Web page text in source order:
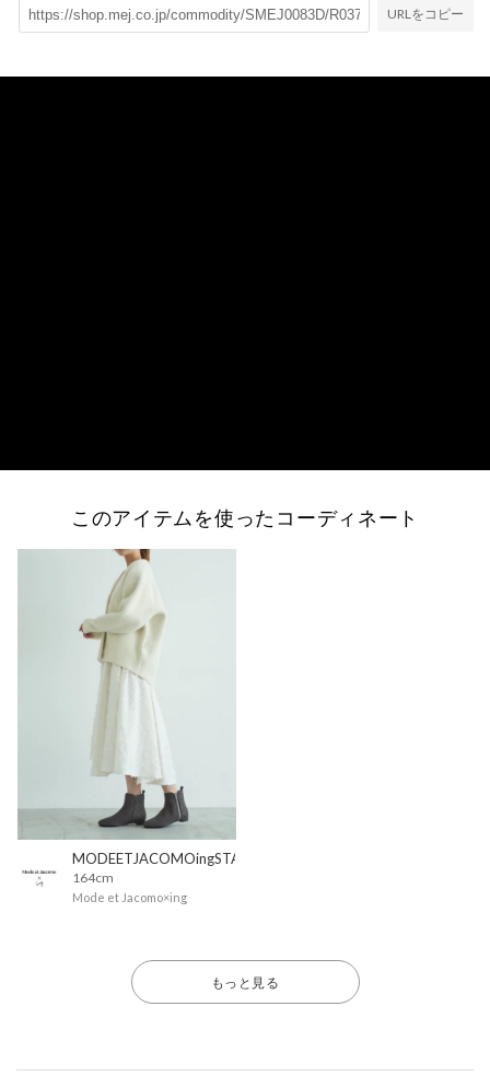
URLをコピー
このアイテムを使ったコーディネート
MODEETJACOMOingSTAFF
164cm
Mode et Jacomo×ing
もっと見る